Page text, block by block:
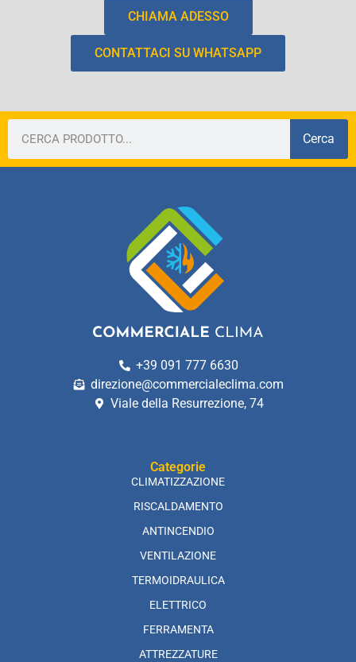
CHIAMA ADESSO
CONTATTACI SU WHATSAPP
Cerca
+39 091 777 6630
direzione@commercialeclima.com
Viale della Resurrezione, 74
Categorie
CLIMATIZZAZIONE
RISCALDAMENTO
ANTINCENDIO
VENTILAZIONE
TERMOIDRAULICA
ELETTRICO
FERRAMENTA
ATTREZZATURE